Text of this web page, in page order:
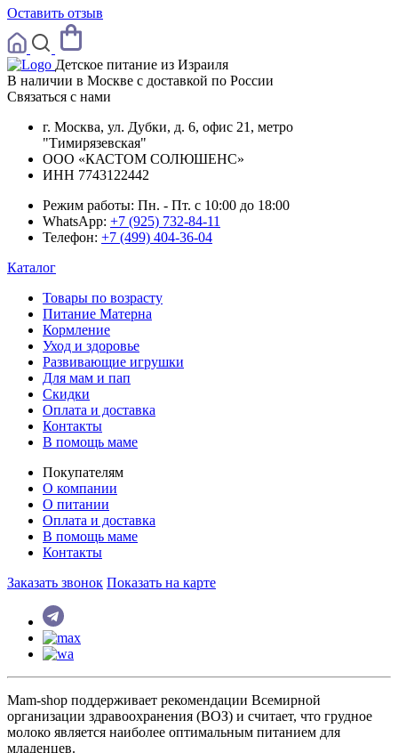
Оставить отзыв
Детское питание из Израиля
В наличии в Москве с доставкой по России
Связаться с нами
г. Москва, ул. Дубки, д. 6, офис 21, метро
"Тимирязевская"
ООО «КАСТОМ СОЛЮШЕНС»
ИНН 7743122442
Режим работы: Пн. - Пт. с 10:00 до 18:00
WhatsApp: +7 (925) 732-84-11
Телефон: +7 (499) 404-36-04
Каталог
Товары по возрасту
Питание Матерна
Кормление
Уход и здоровье
Развивающие игрушки
Для мам и пап
Скидки
Оплата и доставка
Контакты
В помощь маме
Покупателям
О компании
О питании
Оплата и доставка
В помощь маме
Контакты
Заказать звонок Показать на карте
Mam-shop поддерживает рекомендации Всемирной
организации здравоохранения (ВОЗ) и считает, что грудное
молоко является наиболее оптимальным питанием для
младенцев.